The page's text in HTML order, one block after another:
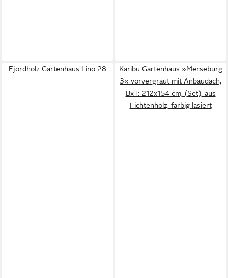
Fjordholz Gartenhaus Lino 28
Karibu Gartenhaus »Merseburg
3« vorvergraut mit Anbaudach,
BxT: 212x154 cm, (Set), aus
Fichtenholz, farbig lasiert